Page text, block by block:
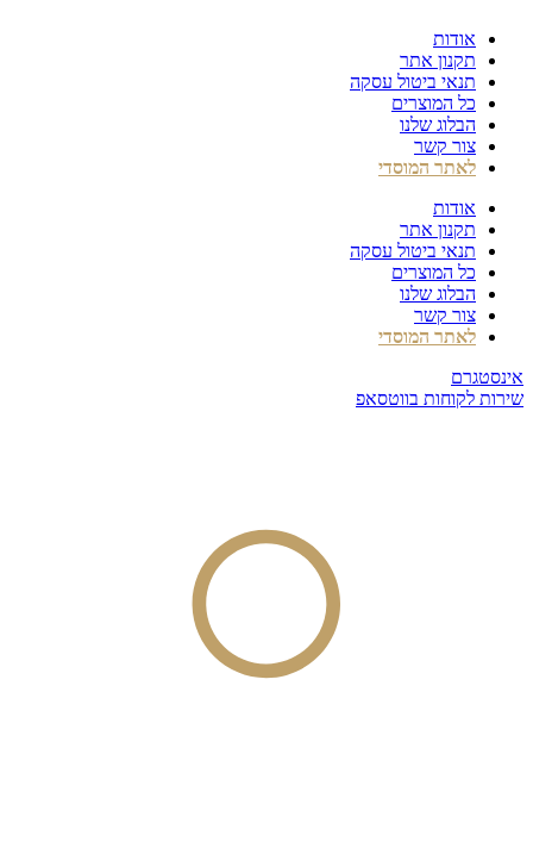
לתוכן
אודות
תקנון אתר
תנאי ביטול עסקה
כל המוצרים
הבלוג שלנו
צור קשר
לאתר המוסדי
אודות
תקנון אתר
תנאי ביטול עסקה
כל המוצרים
הבלוג שלנו
צור קשר
לאתר המוסדי
אינסטגרם
שירות לקוחות בווטסאפ